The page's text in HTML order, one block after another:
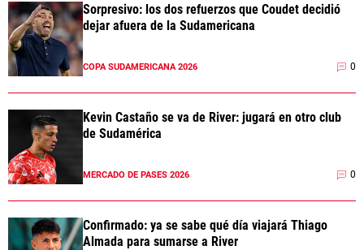
Sorpresivo: los dos refuerzos que Coudet decidió
dejar afuera de la Sudamericana
COPA SUDAMERICANA 2026 0
Kevin Castaño se va de River: jugará en otro club
de Sudamérica
MERCADO DE PASES 2026 0
Confirmado: ya se sabe qué día viajará Thiago
Almada para sumarse a River